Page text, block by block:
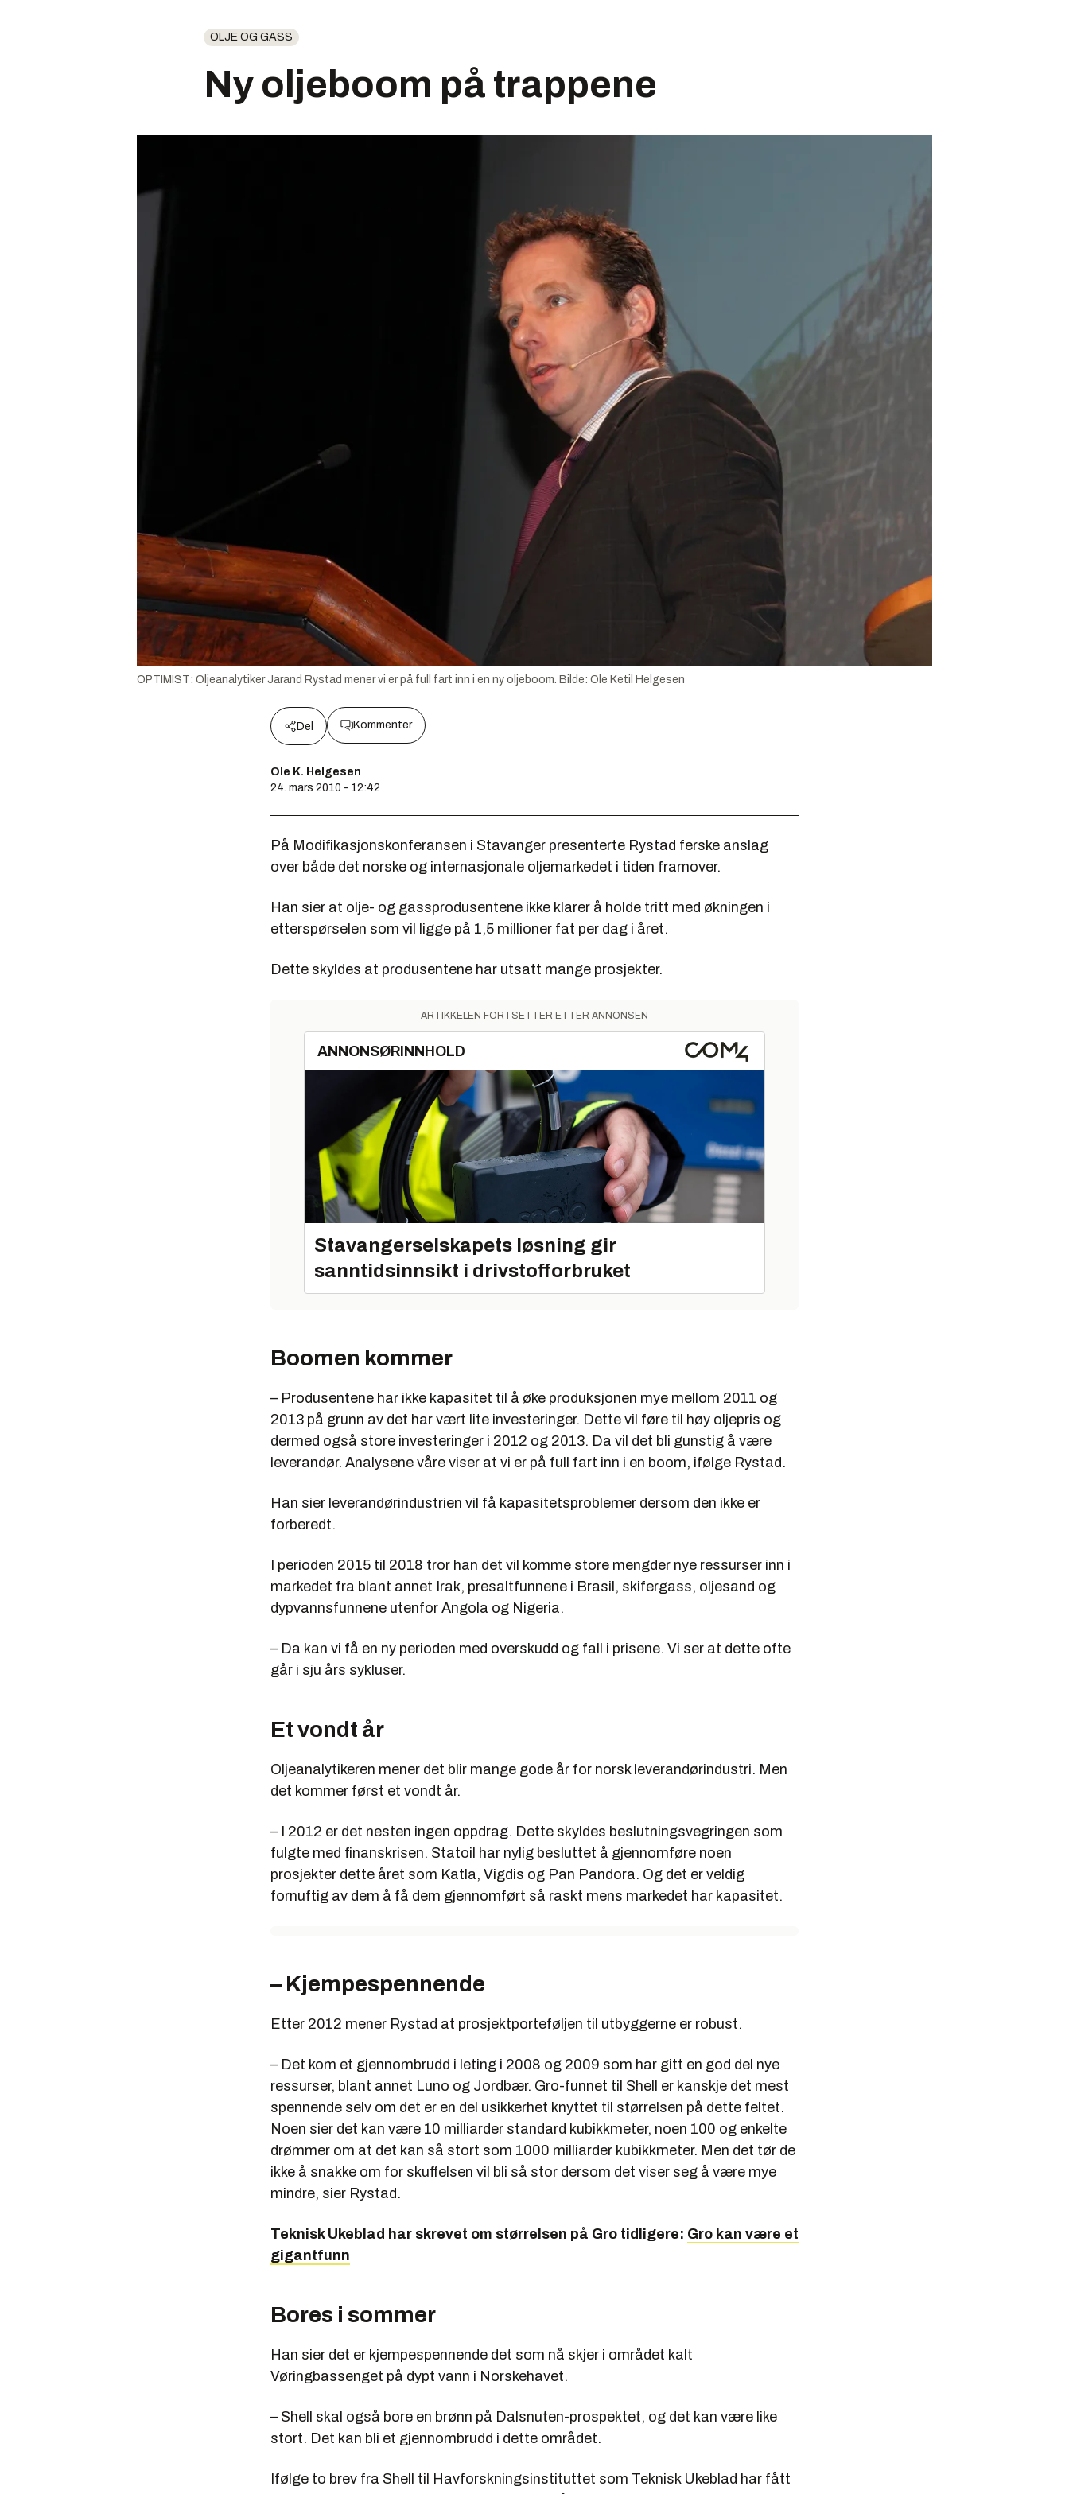
OLJE OG GASS
Ny oljeboom på trappene
OPTIMIST: Oljeanalytiker Jarand Rystad mener vi er på full fart inn i en ny oljeboom. Bilde: Ole Ketil Helgesen
Del Kommenter
Ole K. Helgesen
24. mars 2010 - 12:42
På Modifikasjonskonferansen i Stavanger presenterte Rystad ferske anslag
over både det norske og internasjonale oljemarkedet i tiden framover.
Han sier at olje- og gassprodusentene ikke klarer å holde tritt med økningen i
etterspørselen som vil ligge på 1,5 millioner fat per dag i året.
Dette skyldes at produsentene har utsatt mange prosjekter.
ARTIKKELEN FORTSETTER ETTER ANNONSEN
ANNONSØRINNHOLD
Stavangerselskapets løsning gir
sanntidsinnsikt i drivstofforbruket
Boomen kommer
– Produsentene har ikke kapasitet til å øke produksjonen mye mellom 2011 og
2013 på grunn av det har vært lite investeringer. Dette vil føre til høy oljepris og
dermed også store investeringer i 2012 og 2013. Da vil det bli gunstig å være
leverandør. Analysene våre viser at vi er på full fart inn i en boom, ifølge Rystad.
Han sier leverandørindustrien vil få kapasitetsproblemer dersom den ikke er
forberedt.
I perioden 2015 til 2018 tror han det vil komme store mengder nye ressurser inn i
markedet fra blant annet Irak, presaltfunnene i Brasil, skifergass, oljesand og
dypvannsfunnene utenfor Angola og Nigeria.
– Da kan vi få en ny perioden med overskudd og fall i prisene. Vi ser at dette ofte
går i sju års sykluser.
Et vondt år
Oljeanalytikeren mener det blir mange gode år for norsk leverandørindustri. Men
det kommer først et vondt år.
– I 2012 er det nesten ingen oppdrag. Dette skyldes beslutningsvegringen som
fulgte med finanskrisen. Statoil har nylig besluttet å gjennomføre noen
prosjekter dette året som Katla, Vigdis og Pan Pandora. Og det er veldig
fornuftig av dem å få dem gjennomført så raskt mens markedet har kapasitet.
– Kjempespennende
Etter 2012 mener Rystad at prosjektporteføljen til utbyggerne er robust.
– Det kom et gjennombrudd i leting i 2008 og 2009 som har gitt en god del nye
ressurser, blant annet Luno og Jordbær. Gro-funnet til Shell er kanskje det mest
spennende selv om det er en del usikkerhet knyttet til størrelsen på dette feltet.
Noen sier det kan være 10 milliarder standard kubikkmeter, noen 100 og enkelte
drømmer om at det kan så stort som 1000 milliarder kubikkmeter. Men det tør de
ikke å snakke om for skuffelsen vil bli så stor dersom det viser seg å være mye
mindre, sier Rystad.
Teknisk Ukeblad har skrevet om størrelsen på Gro tidligere: Gro kan være et
gigantfunn
Bores i sommer
Han sier det er kjempespennende det som nå skjer i området kalt
Vøringbassenget på dypt vann i Norskehavet.
– Shell skal også bore en brønn på Dalsnuten-prospektet, og det kan være like
stort. Det kan bli et gjennombrudd i dette området.
Ifølge to brev fra Shell til Havforskningsinstituttet som Teknisk Ukeblad har fått